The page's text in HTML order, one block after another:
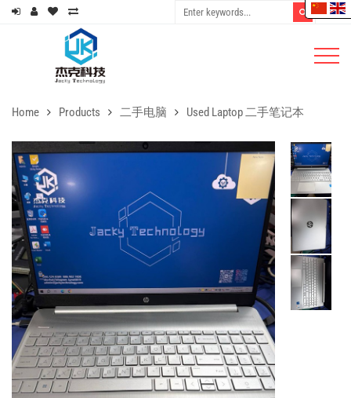
Home Products 二手电脑 Used Laptop 二手笔记本